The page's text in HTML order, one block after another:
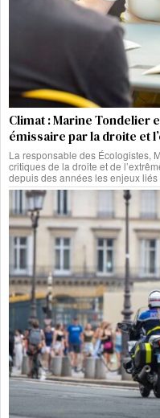
Climat : Marine Tondelier
émissaire par la droite et
La responsable des Écologistes,
critiques de la droite et de
depuis des années les enjeux liés